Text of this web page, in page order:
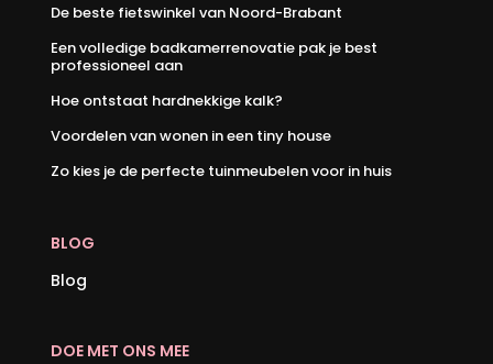
BLOG
Blog
DOE MET ONS MEE
De beste fietswinkel van Noord-Brabant
Een volledige badkamerrenovatie pak je best
professioneel aan
Hoe ontstaat hardnekkige kalk?
Voordelen van wonen in een tiny house
Zo kies je de perfecte tuinmeubelen voor in huis